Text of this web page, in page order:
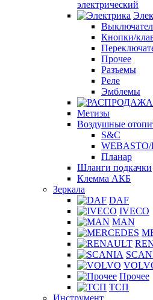
электрический
Кнопки/
Прочее
Разъемы
Реле
Эмблемы
Метизы
Воздушные
S&C
WEBASTO/
Планар
Шланги подкачки
Клемма АКБ
Зеркала
DAF
IVECO
MAN
Прочее
ТСП
Инструмент